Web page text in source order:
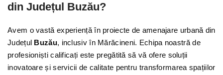
din Județul Buzău?
Avem o vastă experiență în proiecte de amenajare urbană din
Județul Buzău, inclusiv în Mărăcineni. Echipa noastră de
profesioniști calificați este pregătită să vă ofere soluții
inovatoare și servicii de calitate pentru transformarea spațiilor